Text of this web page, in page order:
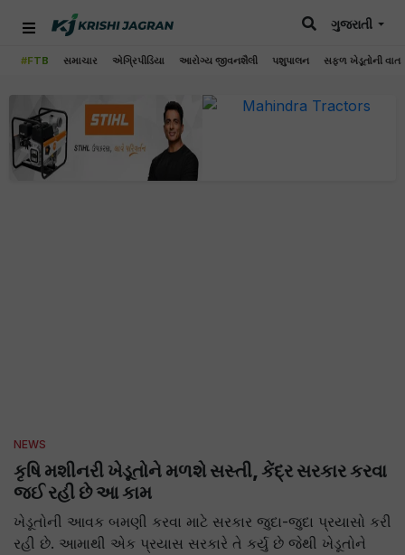
#FTB સમાચાર એગ્રિપીડિયા આરોગ્ય જીવનશૈલી પશુપાલન સફળ ખેડૂતોની વાત
ગુજરાતી
NEWS
કૃષિ મશીનરી ખેડૂતોને મળશે સસ્તી, કેંદ્ર સરકાર કરવા
જઈ રહી છે આ કામ
ખેડૂતોની આવક બમણી કરવા માટે સરકાર જુદા-જુદા પ્રયાસો કરી
રહી છે. આમાથી એક પ્રયાસ સરકારે તે કર્યુ છે જેથી ખેડૂતોને